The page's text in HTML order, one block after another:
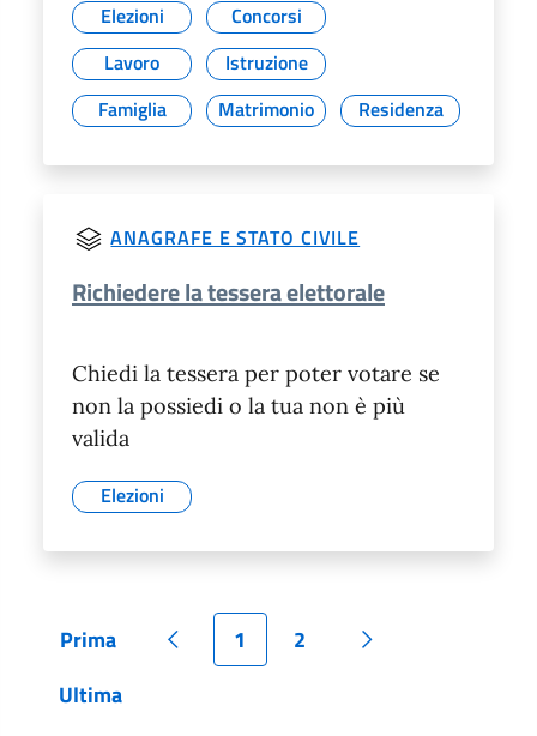
Elezioni
Concorsi
Lavoro
Istruzione
Famiglia
Matrimonio Residenza
ANAGRAFE E STATO CIVILE
Richiedere la tessera elettorale
Chiedi la tessera per poter votare se
non la possiedi o la tua non è più
valida
Elezioni
Pagina
Prima Pagina precedente
Pagina
1 Pagina
2
Pagina successiva
Pagina
Ultima